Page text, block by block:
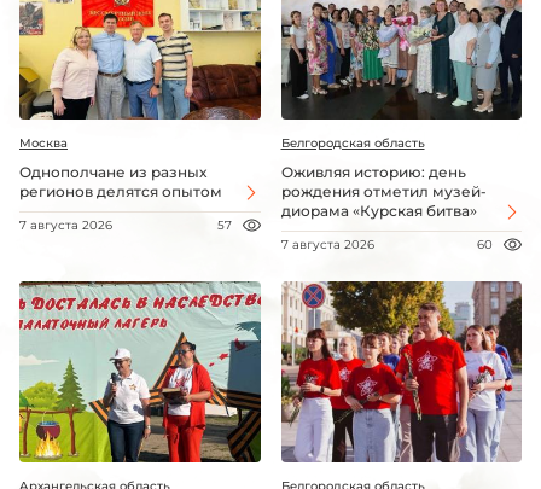
Москва
Однополчане из разных
регионов делятся опытом
7 августа 2026 57
Белгородская область
Оживляя историю: день
рождения отметил музей-
диорама «Курская битва»
7 августа 2026 60